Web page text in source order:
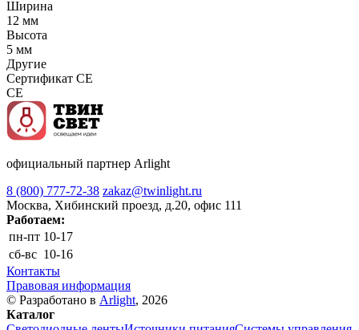
Ширина
12 мм
Высота
5 мм
Другие
Сертификат CE
CE
официальный партнер Arlight
8 (800) 777-72-38 zakaz@twinlight.ru
Москва, Хибинский проезд, д.20, офис 111
Работаем:
пн-пт 10-17
сб-вс 10-16
Контакты
Правовая информация
© Разработано в Arlight, 2026
Каталог